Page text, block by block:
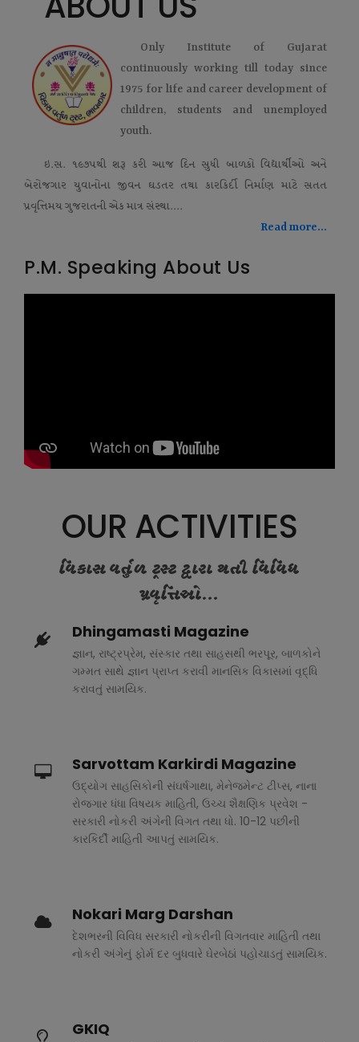
Only Institute of Gujarat
continuously working till today since
1975 for life and career development of
children, students and unemployed
youth.
ઇ.સ. ૧૯૭૫થી શરૂ કરી આજ દિન સુધી બાળકો વિદ્યાર્થીઓ અને
બેરોજગાર યુવાનોના જીવન ઘડતર તથા કારકિર્દી નિર્માણ માટે સતત
પ્રવૃત્તિમય ગુજરાતની એક માત્ર સંસ્થા....
Read more...
P.M. Speaking About Us
OUR ACTIVITIES
વિકાસ વર્તુળ ટ્રસ્ટ દ્વારા થતી વિવિધ
પ્રવૃત્તિઓ...
Dhingamasti Magazine
જ્ઞાન, રાષ્ટ્રપ્રેમ, સંસ્કાર તથા સાહસથી ભરપૂર, બાળકોને
ગમ્મત સાથે જ્ઞાન પ્રાપ્ત કરાવી માનસિક વિકાસમાં વૃદ્ધિ
કરાવતું સામયિક.
Sarvottam Karkirdi Magazine
ઉદ્યોગ સાહસિકોની સંઘર્ષગાથા, મેનેજમેન્ટ ટીપ્સ, નાના
રોજગાર ધંધા વિષયક માહિતી, ઉચ્ચ શૈક્ષણિક પ્રવેશ -
સરકારી નોકરી અંગેની વિગત તથા ધો. 10-12 પછીની
કારકિર્દી માહિતી આપતું સામયિક.
Nokari Marg Darshan
દેશભરની વિવિધ સરકારી નોકરીની વિગતવાર માહિતી તથા
નોકરી અંગેનું ફોર્મ દર બુધવારે ઘેરબેઠાં પહોચાડતું સામયિક.
GKIQ